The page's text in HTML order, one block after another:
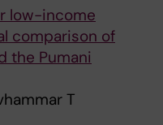
low-income
comparison of
the Pumani
T